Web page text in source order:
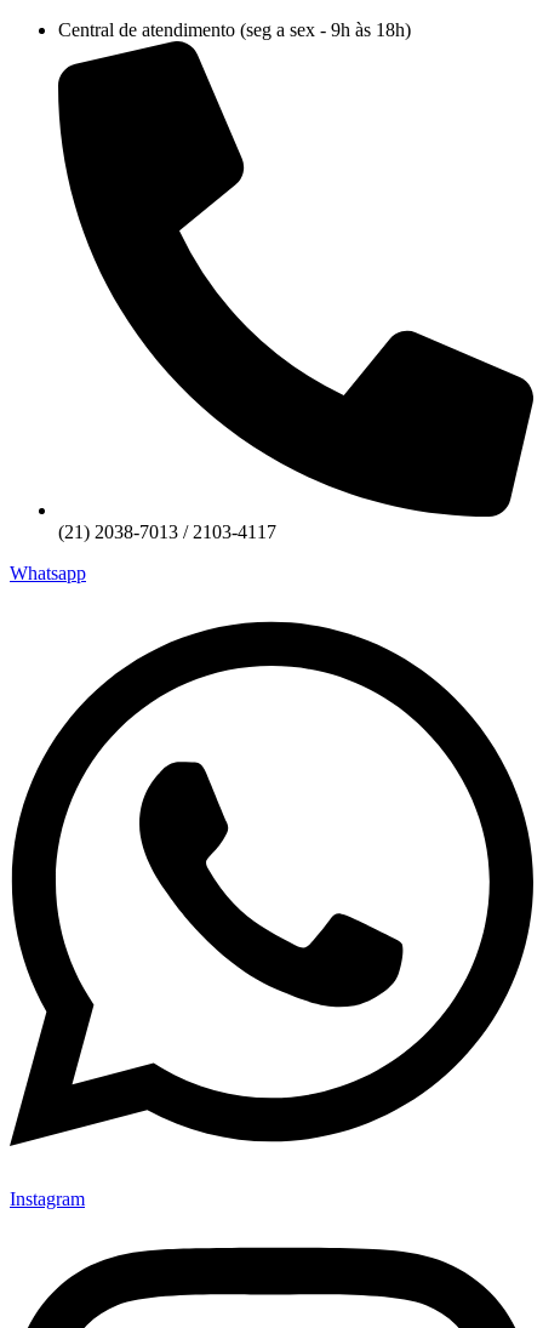
conteúdo
Central de atendimento (seg a sex - 9h às 18h)
(21) 2038-7013 / 2103-4117
Whatsapp
Instagram